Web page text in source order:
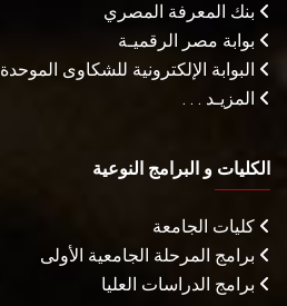
بنك المعرفة المصري
بوابة مصر الرقميـة
البوابة الإلكترونية للشكاوى الموحدة
المزيـد . . .
الكليات و البرامج النوعية
كليات الجامعة
برامج المرحلة الجامعية الأولى
برامج الدراسات العليا